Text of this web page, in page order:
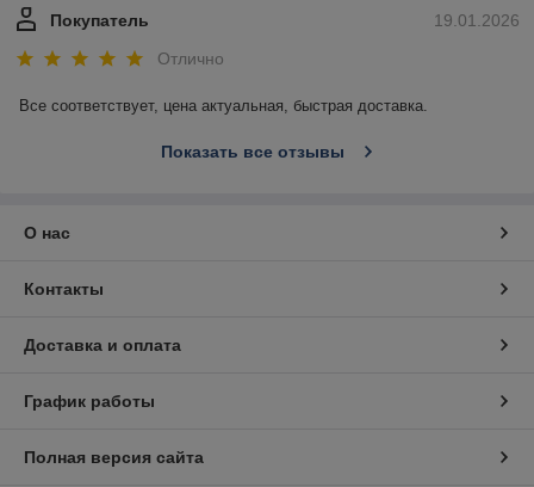
19.01.2026
Покупатель
Отлично
Все соответствует, цена актуальная, быстрая доставка.
Показать все отзывы
О нас
Контакты
Доставка и оплата
График работы
Полная версия сайта